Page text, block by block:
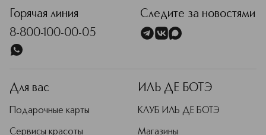
Горячая линия
8-800-100-00-05
Следите за новостями
Для вас
Подарочные карты
Сервисы красоты
ИЛЬ ДЕ БОТЭ
КЛУБ ИЛЬ ДЕ БОТЭ
Магазины